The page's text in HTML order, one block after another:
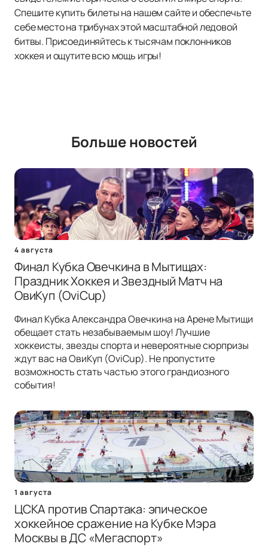
Спешите купить билеты на нашем сайте и обеспечьте
себе место на трибунах этой масштабной ледовой
битвы. Присоединяйтесь к тысячам поклонников
хоккея и ощутите всю мощь игры!
Больше новостей
4 августа
Финал Кубка Овечкина в Мытищах:
Праздник Хоккея и Звездный Матч на
ОвиКуп (OviCup)
Финал Кубка Александра Овечкина на Арене Мытищи
обещает стать незабываемым шоу! Лучшие
хоккеисты, звезды спорта и невероятные сюрпризы
ждут вас на ОвиКуп (OviCup). Не пропустите
возможность стать частью этого грандиозного
события!
1 августа
ЦСКА против Спартака: эпическое
хоккейное сражение на Кубке Мэра
Москвы в ДС «Мегаспорт»